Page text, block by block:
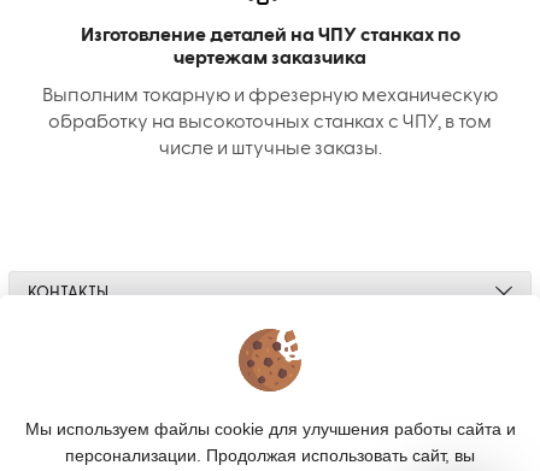
Изготовление деталей на ЧПУ станках по
чертежам заказчика
Выполним токарную и фрезерную механическую
обработку на высокоточных станках с ЧПУ, в том
числе и штучные заказы.
КОНТАКТЫ
ПОДПИСКА
Мы используем файлы cookie для улучшения работы сайта и
персонализации. Продолжая использовать сайт, вы